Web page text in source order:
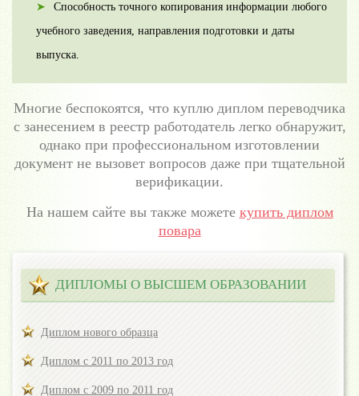
Способность точного копирования информации любого
учебного заведения, направления подготовки и даты
выпуска.
Многие беспокоятся, что куплю диплом переводчика
с занесением в реестр работодатель легко обнаружит,
однако при профессиональном изготовлении
документ не вызовет вопросов даже при тщательной
верификации.
На нашем сайте вы также можете купить диплом
повара
ДИПЛОМЫ О ВЫСШЕМ ОБРАЗОВАНИИ
Диплом нового образца
Диплом с 2011 по 2013 год
Диплом с 2009 по 2011 год